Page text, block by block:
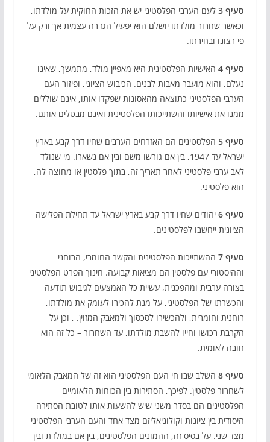
סעיף 3
לעם הערבי הפלסטיני יש את הזכות החוקית על מולדתו,
וכאשר שחרור מולדתו יושלם הוא יפעיל הגדרה עצמית אך ורק על
פי רצונו ובחירתו.
סעיף 4
האישיות הפלסטינית היא מאפיין מולד, מתמשך, שאינו
נעלם, והוא מועבר מאבות לבנים. הכיבוש הציוני, ופיזור העם
הערבי הפלסטיני כתוצאה מהאסונות שפקדו אותו, אינם שוללים
ממנו את אישיותו והשתייכותו הפלסטינית ואינם מבטלים אותם.
סעיף 5
הפלסטינים הם האזרחים הערבים שחיו דרך קבע בארץ
ישראל עד 1947, בין אם גורשו משם ובין אם נשארו. מי שנולד
לאב ערבי פלסטיני לאחר תאריך זה, בתוך פלסטין או מחוצה לה,
הוא פלסטיני.
סעיף 6
יהודים שחיו דרך קבע בארץ ישראל עד תחילת הפלישה
הציונית ייחשבו לפלסטינים.
סעיף 7
ההשתייכות הפלסטינית והקשר החומרי, הרוחני
וההיסטורי עם פלסטין הם מציאות קבועה. חינוך הפרט הפלסטיני
בצורה ערבית ומהפכנית, עשיית כל האמצעים לגיבוש תודעה
והכשרתו של הפלסטיני, על מנת להכירו לעומק את מולדתו,
רוחנית וחומרית, ולהכשירו לסכסוך ולמאבק המזוין. , וכן על
הקרבת רכושו וחייו להשבת מולדתו, עד השחרור – כל זה הוא
חובה לאומית.
סעיף 8
השלב שבו חי העם הפלסטיני הוא זה של המאבק הלאומי
לשחרור פלסטין. לפיכך, הסתירות בין הכוחות הלאומיים
הפלסטינים הם בסדר משני שיש להשעות אותו לטובת הסתירה
היסודית בין ציונות וקולוניאליזם מצד אחד והעם הערבי הפלסטיני
מצד שני. על בסיס זה, ההמונים הפלסטינים, בין אם במולדת ובין